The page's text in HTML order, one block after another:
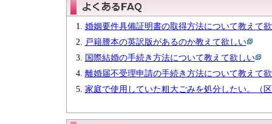
婚姻要件具備証明書の取得方法について教えて
戸籍謄本の英訳版があるのか教えて欲しい
国際結婚の手続き方法について教えて欲しい
離婚届不受理申請の手続き方法について教えて
家庭で使用していた粗大ごみを処分したい。（